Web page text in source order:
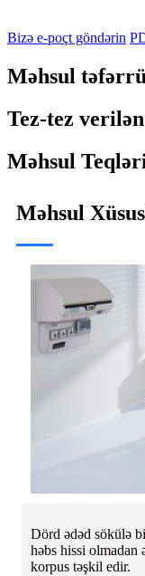
Bizə e-poçt göndərin
Məhsul
Tez-tez
Məhsul
Məhsul
Dörd ədəd sökülə
həbs hissi olmadan
korpus təşkil edir.